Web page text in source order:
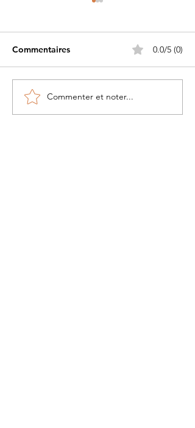
Petite histoire du béret
militaire....
Commentaires 0.0/5 (0)
Commenter et noter...